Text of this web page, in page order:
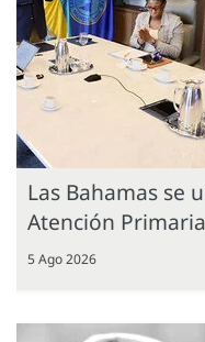
Las Bahamas se
Atención
5 Ago 2026